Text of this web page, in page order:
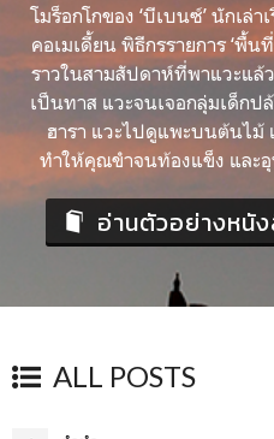
โมร็อกโกของ ‘บีเบนซ์’ นักเล่
คอเมเดี้ยน พิธีกรรายการ ‘พื้น
ราวในสามสัปดาห์ที่พาแวะแล้
เป็นทาส แวะจนเจอกลุ่มเด็กป
ฮารา แวะไปดูแพะบนต้นไม้
ทำให้คุณขำจนท้องแข็ง และ
อ่านตัวอย่างหนั
ALL POSTS